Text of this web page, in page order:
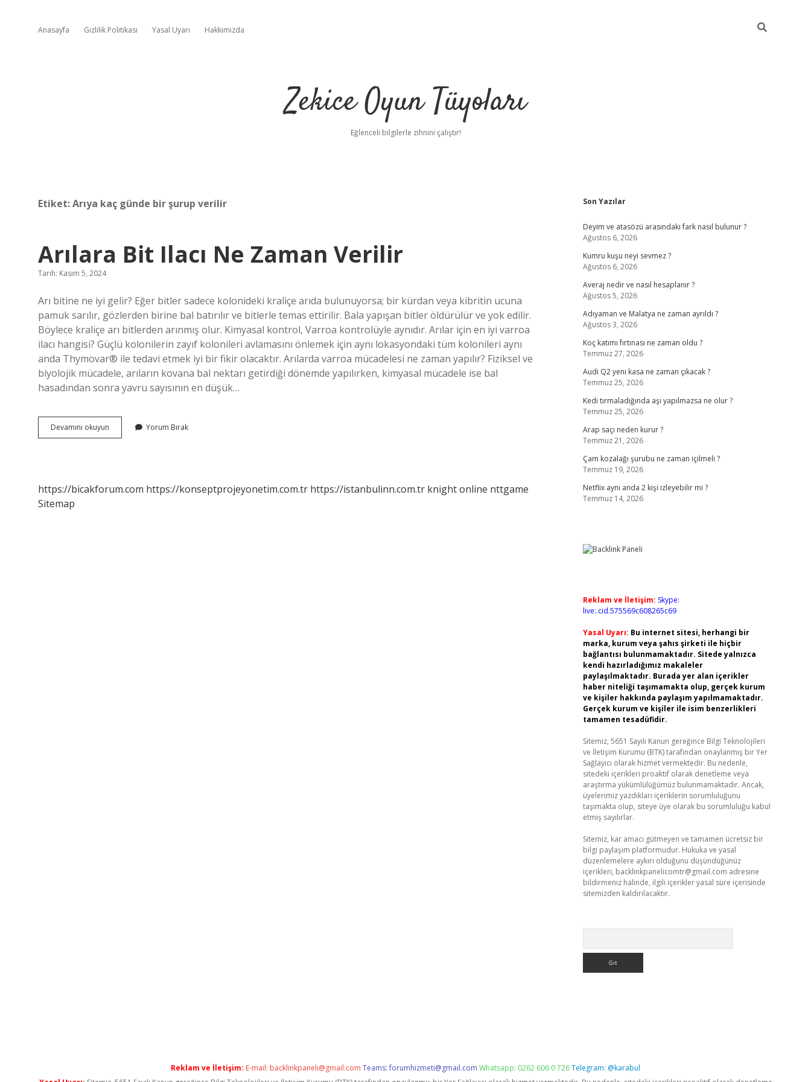
Anasayfa Gizlilik Politikası Yasal Uyarı Hakkımızda
Zekice Oyun Tüyoları
Eğlenceli bilgilerle zihnini çalıştır!
Etiket:Arıya kaç günde bir şurup verilir
Arılara Bit Ilacı Ne Zaman Verilir
Tarih: Kasım 5, 2024
Arı bitine ne iyi gelir? Eğer bitler sadece kolonideki kraliçe arıda bulunuyorsa; bir kürdan veya kibritin ucuna
pamuk sarılır, gözlerden birine bal batırılır ve bitlerle temas ettirilir. Bala yapışan bitler öldürülür ve yok edilir.
Böylece kraliçe arı bitlerden arınmış olur. Kimyasal kontrol, Varroa kontrolüyle aynıdır. Arılar için en iyi varroa
ilacı hangisi? Güçlü kolonilerin zayıf kolonileri avlamasını önlemek için aynı lokasyondaki tüm kolonileri aynı
anda Thymovar® ile tedavi etmek iyi bir fikir olacaktır. Arılarda varroa mücadelesi ne zaman yapılır? Fiziksel ve
biyolojik mücadele, arıların kovana bal nektarı getirdiği dönemde yapılırken, kimyasal mücadele ise bal
hasadından sonra yavru sayısının en düşük…
Devamını okuyun
Bit
Yorum Bırak
https://bicakforum.com https://konseptprojeyonetim.com.tr https://istanbulinn.com.tr knight online nttgame
Sitemap
Sidebar
Son Yazılar
Deyim ve atasözü arasındaki fark nasıl bulunur ?
Ağustos 6, 2026
Kumru kuşu neyi sevmez ?
Ağustos 6, 2026
Averaj nedir ve nasıl hesaplanır ?
Ağustos 5, 2026
Adıyaman ve Malatya ne zaman ayrıldı ?
Ağustos 3, 2026
Koç katımı fırtınası ne zaman oldu ?
Temmuz 27, 2026
Audi Q2 yeni kasa ne zaman çıkacak ?
Temmuz 25, 2026
Kedi tırmaladığında aşı yapılmazsa ne olur ?
Temmuz 25, 2026
Arap saçı neden kurur ?
Temmuz 21, 2026
Çam kozalağı şurubu ne zaman içilmeli ?
Temmuz 19, 2026
Netflix aynı anda 2 kişi izleyebilir mi ?
Temmuz 14, 2026
Reklam ve İletişim: Skype:
live:.cid.575569c608265c69
Yasal Uyarı: Bu internet sitesi, herhangi bir
marka, kurum veya şahıs şirketi ile hiçbir
bağlantısı bulunmamaktadır. Sitede yalnızca
kendi hazırladığımız makaleler
paylaşılmaktadır. Burada yer alan içerikler
haber niteliği taşımamakta olup, gerçek kurum
ve kişiler hakkında paylaşım yapılmamaktadır.
Gerçek kurum ve kişiler ile isim benzerlikleri
tamamen tesadüfidir.
Sitemiz, 5651 Sayılı Kanun gereğince Bilgi Teknolojileri
ve İletişim Kurumu (BTK) tarafından onaylanmış bir Yer
Sağlayıcı olarak hizmet vermektedir. Bu nedenle,
sitedeki içerikleri proaktif olarak denetleme veya
araştırma yükümlülüğümüz bulunmamaktadır. Ancak,
üyelerimiz yazdıkları içeriklerin sorumluluğunu
taşımakta olup, siteye üye olarak bu sorumluluğu kabul
etmiş sayılırlar.
Sitemiz, kar amacı gütmeyen ve tamamen ücretsiz bir
bilgi paylaşım platformudur. Hukuka ve yasal
düzenlemelere aykırı olduğunu düşündüğünüz
içerikleri, backlinkpanelicomtr@gmail.com adresine
bildirmeniz halinde, ilgili içerikler yasal süre içerisinde
sitemizden kaldırılacaktır.
vdcasino sitesi
Reklam ve İletişim: E-mail: backlinkpaneli@gmail.com Teams:forumhizmeti@gmail.com Whatsapp: 0262 606 0 726Telegram: @karabul